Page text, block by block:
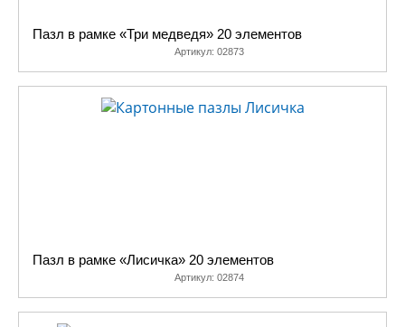
Пазл в рамке «Три медведя» 20 элементов
Артикул: 02873
Пазл в рамке «Лисичка» 20 элементов
Артикул: 02874